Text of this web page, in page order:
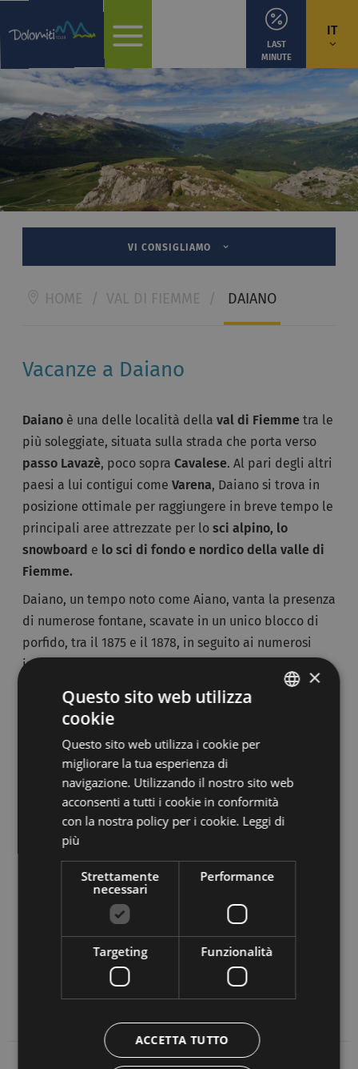
IT
LAST
MINUTE
VI CONSIGLIAMO
HOME / VAL DI FIEMME / DAIANO
Vacanze a Daiano
Daianoè una delle località della val di Fiemmetra le
più soleggiate, situata sulla strada che porta verso
passo Lavazè, poco sopra Cavalese. Al pari degli altri
paesi a lui contigui come Varena, Daiano si trova in
posizione ottimale per raggiungere in breve tempo le
principali aree attrezzate per lo sci alpino, lo
snowboard e lo sci di fondo e nordico della valle di
Fiemme.
Daiano, un tempo noto come Aiano, vanta la presenza
di numerose fontane, scavate in un unico blocco di
porfido, tra il 1875 e il 1878, in seguito ai numerosi
incendi che si diffusero nel paese.
Trascorrere levacanze estive a Daianopuò essere
l'occasione giusta per intraprendere numerose
escursioni all'aria aperta. Daiano è inoltre molto
vicina aCavalese , che si raggiunge in pochi minuti di
macchina, ed è anche molto vicina alpasso Lavazè
paradiso per gli appassionati dello sci di fondo e
delle passeggiate invernali ed estive in val di
Fiemme.
TI POTREBBE INTERESSARE
CHIESA DI SAN TOMMASO
×
Questo sito web utilizza
cookie
Questo sito web utilizza i cookie per
migliorare la tua esperienza di
navigazione. Utilizzando il nostro sito web
acconsenti a tutti i cookie in conformità
con la nostra policy per i cookie. Leggi di
più
Strettamente
necessari
Performance
Targeting Funzionalità
ACCETTA TUTTO